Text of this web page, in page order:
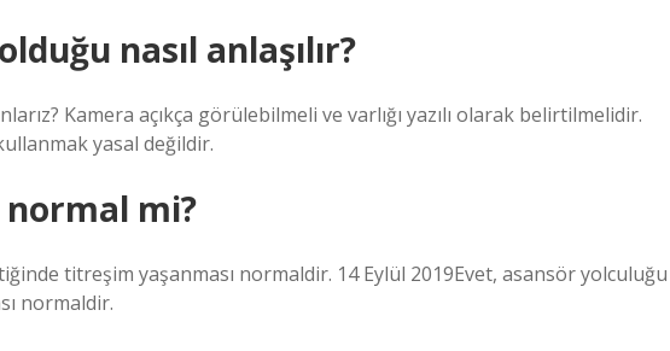
nasıl anlaşılır?
Kamera açıkça görülebilmeli ve varlığı yazılı olarak belirtilmelidir.
yasal değildir.
normal mi?
titreşim yaşanması normaldir. 14 Eylül 2019Evet, asansör yolculuğu
normaldir.